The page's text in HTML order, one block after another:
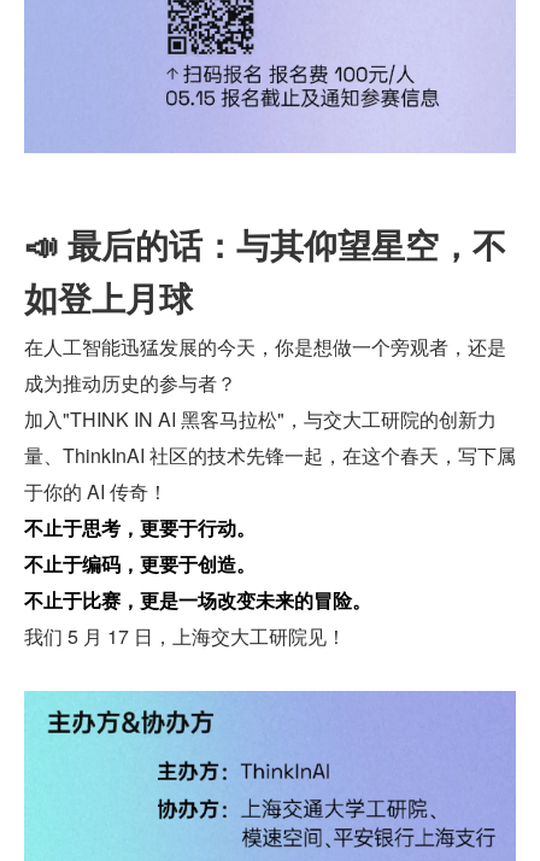
📣 最后的话：与其仰望星空，不
如登上月球
在人工智能迅猛发展的今天，你是想做一个旁观者，还是
成为推动历史的参与者？
加入"THINK IN AI 黑客马拉松"，与交大工研院的创新力
量、ThinkInAI 社区的技术先锋一起，在这个春天，写下属
于你的 AI 传奇！
不止于思考，更要于行动。
不止于编码，更要于创造。
不止于比赛，更是一场改变未来的冒险。
我们 5 月 17 日，上海交大工研院见！